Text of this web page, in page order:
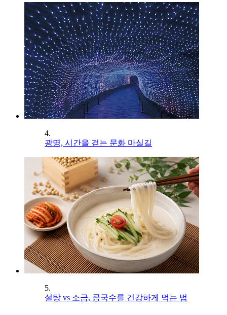
4.
광명, 시간을 걷는 문화 마실길
5.
설탕 vs 소금, 콩국수를 건강하게 먹는 법